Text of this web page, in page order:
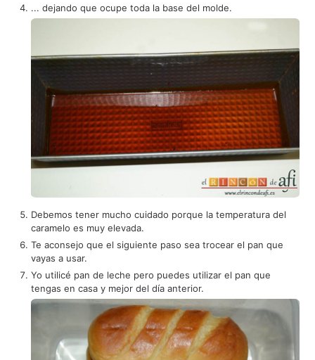
... dejando que ocupe toda la base del molde.
Debemos tener mucho cuidado porque la temperatura del
caramelo es muy elevada.
Te aconsejo que el siguiente paso sea trocear el pan que
vayas a usar.
Yo utilicé pan de leche pero puedes utilizar el pan que
tengas en casa y mejor del día anterior.